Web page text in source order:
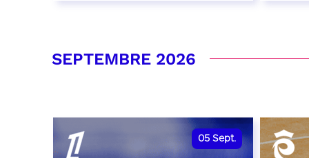
SEPTEMBRE 2026
05 Sept.